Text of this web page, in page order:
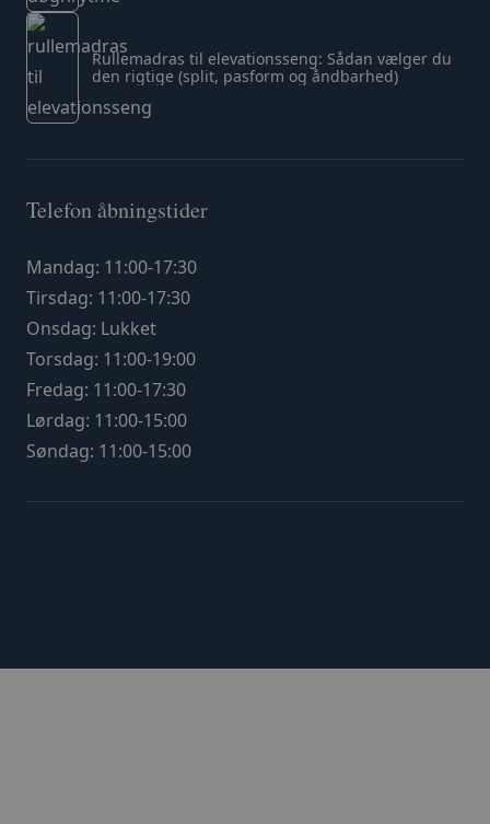
Rullemadras til elevationsseng: Sådan vælger du
den rigtige (split, pasform og åndbarhed)
Telefon åbningstider
Mandag: 11:00-17:30
Tirsdag: 11:00-17:30
Onsdag: Lukket
Torsdag: 11:00-19:00
Fredag: 11:00-17:30
Lørdag: 11:00-15:00
Søndag: 11:00-15:00